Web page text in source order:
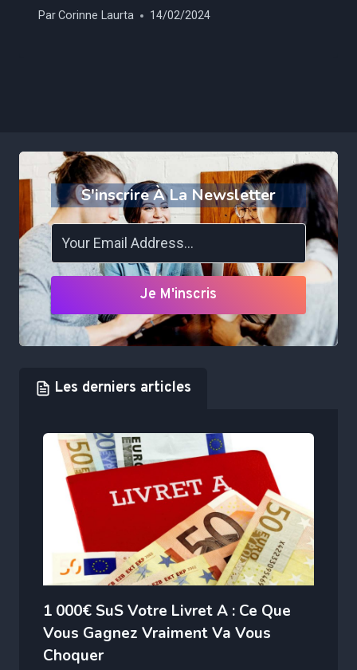
ParCorinne Laurta 14/02/2024
S'inscrire À La Newsletter
Je M'inscris
Les derniers articles
1 000€ SuS Votre Livret A : Ce Que
Vous Gagnez Vraiment Va Vous
Choquer